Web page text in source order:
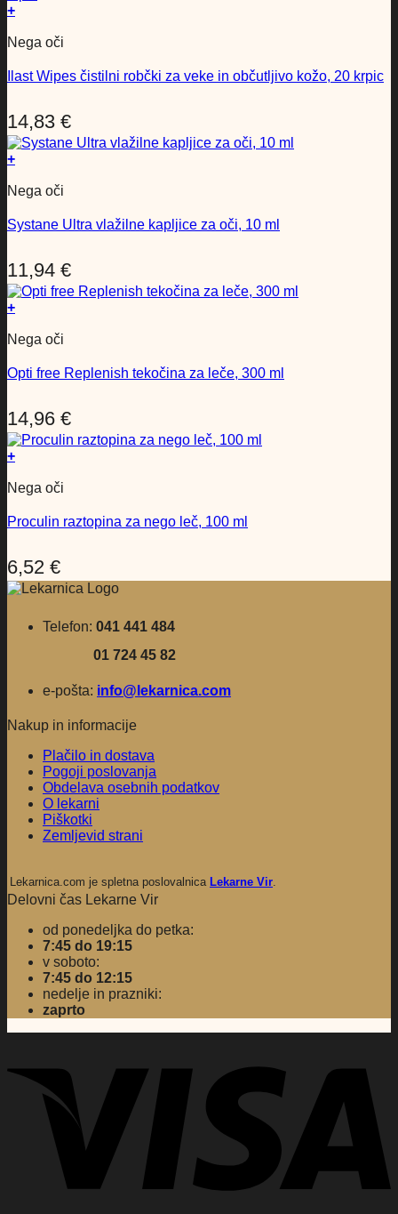
+
Nega oči
Ilast Wipes čistilni robčki za veke in občutljivo kožo, 20 krpic
14,83 €
+
Nega oči
Systane Ultra vlažilne kapljice za oči, 10 ml
11,94 €
+
Nega oči
Opti free Replenish tekočina za leče, 300 ml
14,96 €
+
Nega oči
Proculin raztopina za nego leč, 100 ml
6,52 €
Telefon: 041 441 484
01 724 45 82
e-pošta: info@lekarnica.com
Nakup in informacije
Plačilo in dostava
Pogoji poslovanja
Obdelava osebnih podatkov
O lekarni
Piškotki
Zemljevid strani
Lekarnica.com je spletna poslovalnica Lekarne Vir
Delovni čas Lekarne Vir
od ponedeljka do petka:
7:45 do 19:15
v soboto:
7:45 do 12:15
nedelje in prazniki:
zaprto